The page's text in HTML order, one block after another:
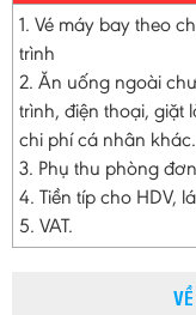
1. Vé máy bay theo
trình
2. Ăn uống ngoài
trình, điện thoại, giặt
chi phí cá nhân khác.
3. Phụ thu phòng đơn
4. Tiền típ cho HDV,
5. VAT.